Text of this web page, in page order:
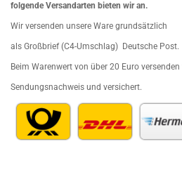
folgende Versandarten bieten wir an.
Wir versenden unsere Ware grundsätzlich
als Großbrief (C4-Umschlag) Deutsche Post.
Beim Warenwert von über 20 Euro
Sendungsnachweis und versichert.